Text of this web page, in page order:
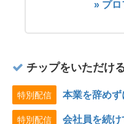
» プロ
チップをいただけ
特別配信 本業を辞め
特別配信 会社員を続